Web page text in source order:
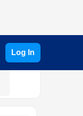
Log In